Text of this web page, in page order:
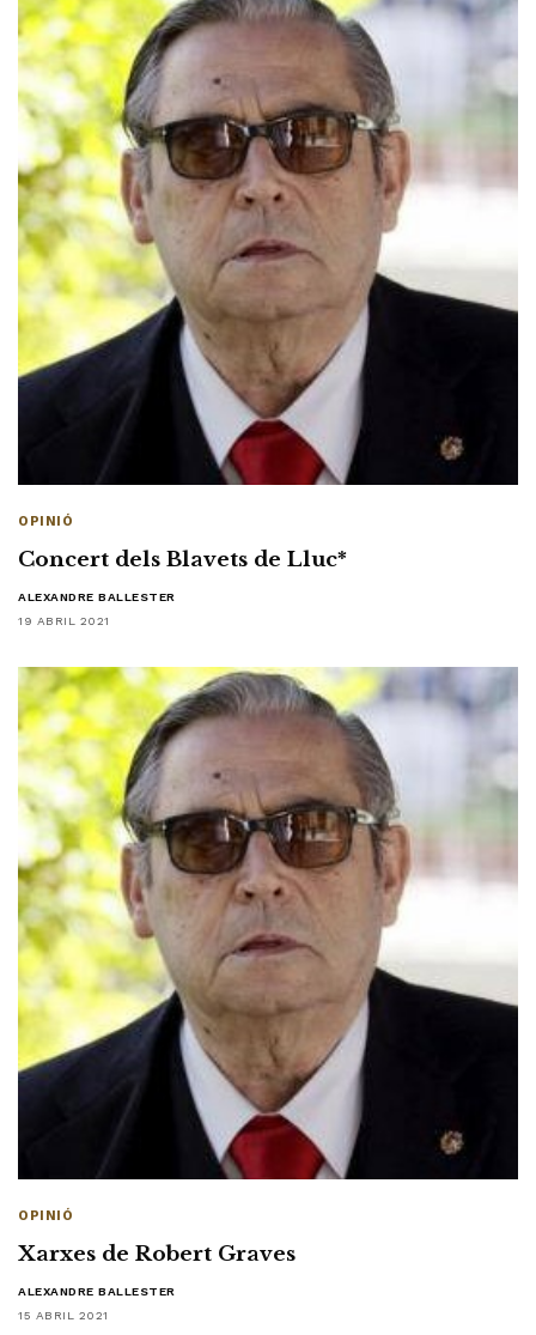
OPINIÓ
Concert dels Blavets de Lluc*
ALEXANDRE BALLESTER
19 ABRIL 2021
OPINIÓ
Xarxes de Robert Graves
ALEXANDRE BALLESTER
15 ABRIL 2021